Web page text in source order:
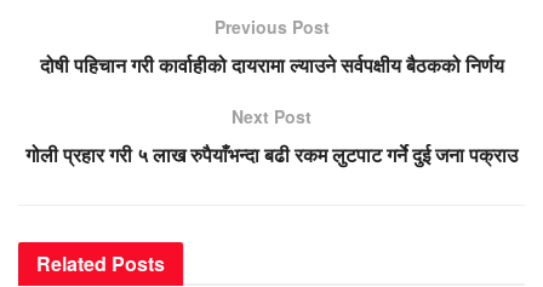
Previous Post
दोषी पहिचान गरी कार्वाहीको दायरामा ल्याउने सर्वपक्षीय बैठकको निर्णय
Next Post
गोली प्रहार गरी ५ लाख रुपैयाँभन्दा बढी रकम लुटपाट गर्ने दुई जना पक्राउ
Related Posts